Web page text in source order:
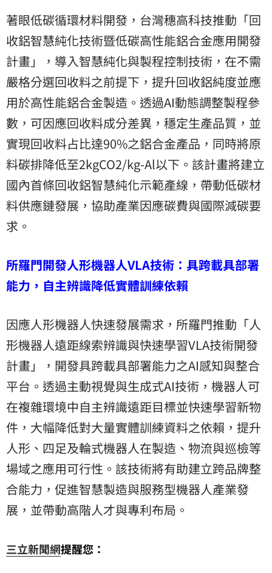
著眼低碳循環材料開發，台灣穗高科技推動「回
收鋁智慧純化技術暨低碳高性能鋁合金應用開發
計畫」，導入智慧純化與製程控制技術，在不需
嚴格分選回收料之前提下，提升回收鋁純度並應
用於高性能鋁合金製造。透過AI動態調整製程參
數，可因應回收料成分差異，穩定生產品質，並
實現回收料占比達90%之鋁合金產品，同時將原
料碳排降低至2kgCO2/kg-Al以下。該計畫將建立
國內首條回收鋁智慧純化示範產線，帶動低碳材
料供應鏈發展，協助產業因應碳費與國際減碳要
求。
所羅門開發人形機器人VLA技術：具跨載具部署
能力，自主辨識降低實體訓練依賴
因應人形機器人快速發展需求，所羅門推動「人
形機器人遠距線索辨識與快速學習VLA技術開發
計畫」，開發具跨載具部署能力之AI感知與整合
平台。透過主動視覺與生成式AI技術，機器人可
在複雜環境中自主辨識遠距目標並快速學習新物
件，大幅降低對大量實體訓練資料之依賴，提升
人形、四足及輪式機器人在製造、物流與巡檢等
場域之應用可行性。該技術將有助建立跨品牌整
合能力，促進智慧製造與服務型機器人產業發
展，並帶動高階人才與專利布局。
三立新聞網提醒您：